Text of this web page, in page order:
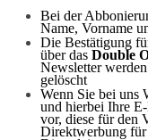
Bei der
Name, Vorname
Die Bestätigung
über das Double
Newsletter
gelöscht
Wenn Sie bei uns
und hierbei Ihre
vor, diese für den
Direktwerbung für